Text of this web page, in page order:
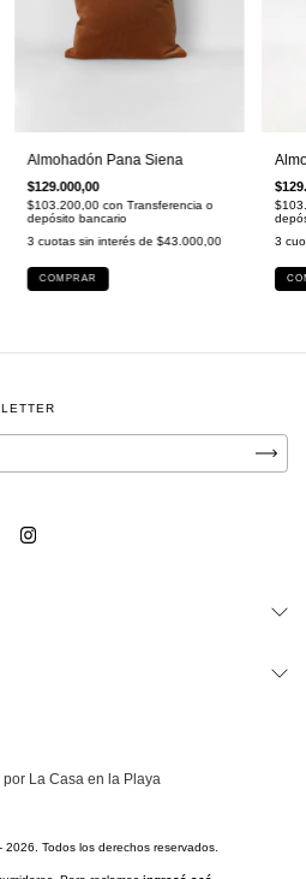
Almohadón Pana Siena
$129.000,00
$103.200,00con Transferencia o
depósito bancario
3 cuotas sin interés de$43.000,00
COMPRAR
3
La Casa en la Playa
2026. Todos los derechos reservados.